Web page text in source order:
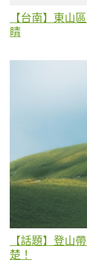
【台南】東山
睛
【話題】登山
楚！